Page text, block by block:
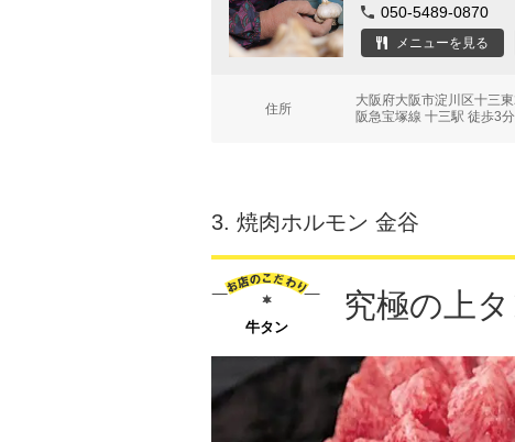
050-5489-0870
メニューを見る
住所
大阪府大阪市淀川区十三
阪急宝塚線 十三駅 徒歩3分
3. 焼肉ホルモン 金谷
牛タン
究極の上